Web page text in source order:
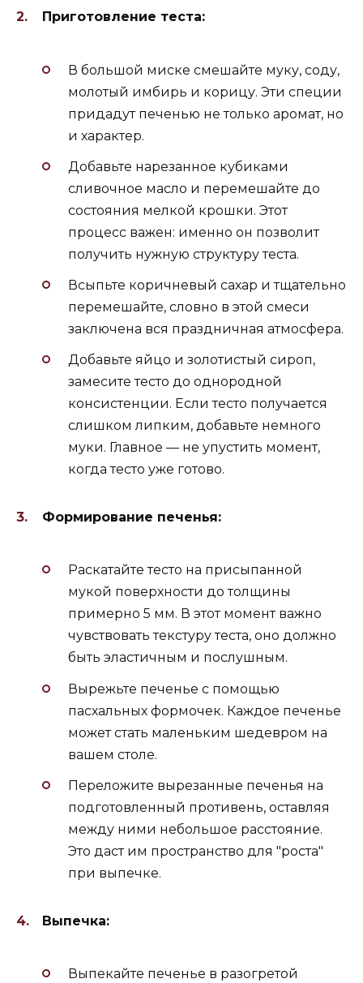
Приготовление теста:
В большой миске смешайте муку, соду,
молотый имбирь и корицу. Эти специи
придадут печенью не только аромат, но
и характер.
Добавьте нарезанное кубиками
сливочное масло и перемешайте до
состояния мелкой крошки. Этот
процесс важен: именно он позволит
получить нужную структуру теста.
Всыпьте коричневый сахар и тщательно
перемешайте, словно в этой смеси
заключена вся праздничная атмосфера.
Добавьте яйцо и золотистый сироп,
замесите тесто до однородной
консистенции. Если тесто получается
слишком липким, добавьте немного
муки. Главное — не упустить момент,
когда тесто уже готово.
Формирование печенья:
Раскатайте тесто на присыпанной
мукой поверхности до толщины
примерно 5 мм. В этот момент важно
чувствовать текстуру теста, оно должно
быть эластичным и послушным.
Вырежьте печенье с помощью
пасхальных формочек. Каждое печенье
может стать маленьким шедевром на
вашем столе.
Переложите вырезанные печенья на
подготовленный противень, оставляя
между ними небольшое расстояние.
Это даст им пространство для "роста"
при выпечке.
Выпечка:
Выпекайте печенье в разогретой